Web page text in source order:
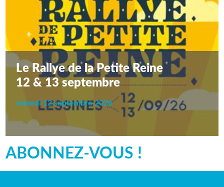
Le Rallye de la Petite Reine
12 & 13 septembre
samedi 12 septembre 2026
ABONNEZ-VOUS !